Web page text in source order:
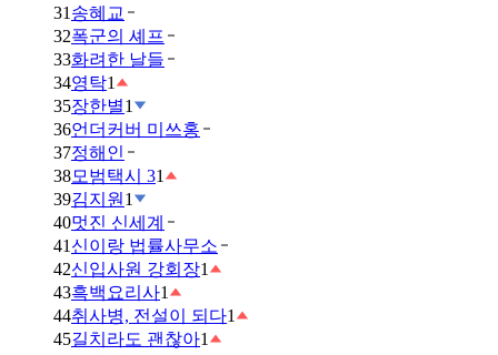
31 송혜교
32폭군의 셰프
33화려한 날들
34영탁1
35장한별1
36언더커버 미쓰홍
37정해인
38모범택시 31
39김지원 1
40멋진 신세계
41 신이랑 법률사무소
42신입사원 강회장1
43흑백요리사1
44취사병, 전설이 되다1
45길치라도 괜찮아1